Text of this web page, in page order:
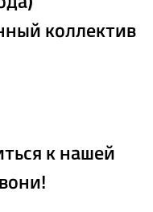
коллектив
к нашей